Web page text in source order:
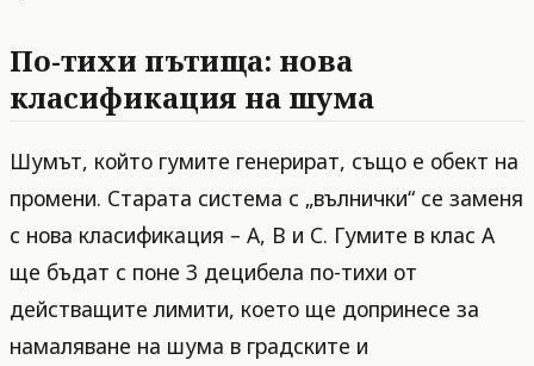
По-тихи пътища: нова
класификация на шума
Шумът, който гумите генерират, също е обект на
промени. Старата система с „вълнички“ се заменя
с нова класификация – A, B и C. Гумите в клас A
ще бъдат с поне 3 децибела по-тихи от
действащите лимити, което ще допринесе за
намаляване на шумa в градските и